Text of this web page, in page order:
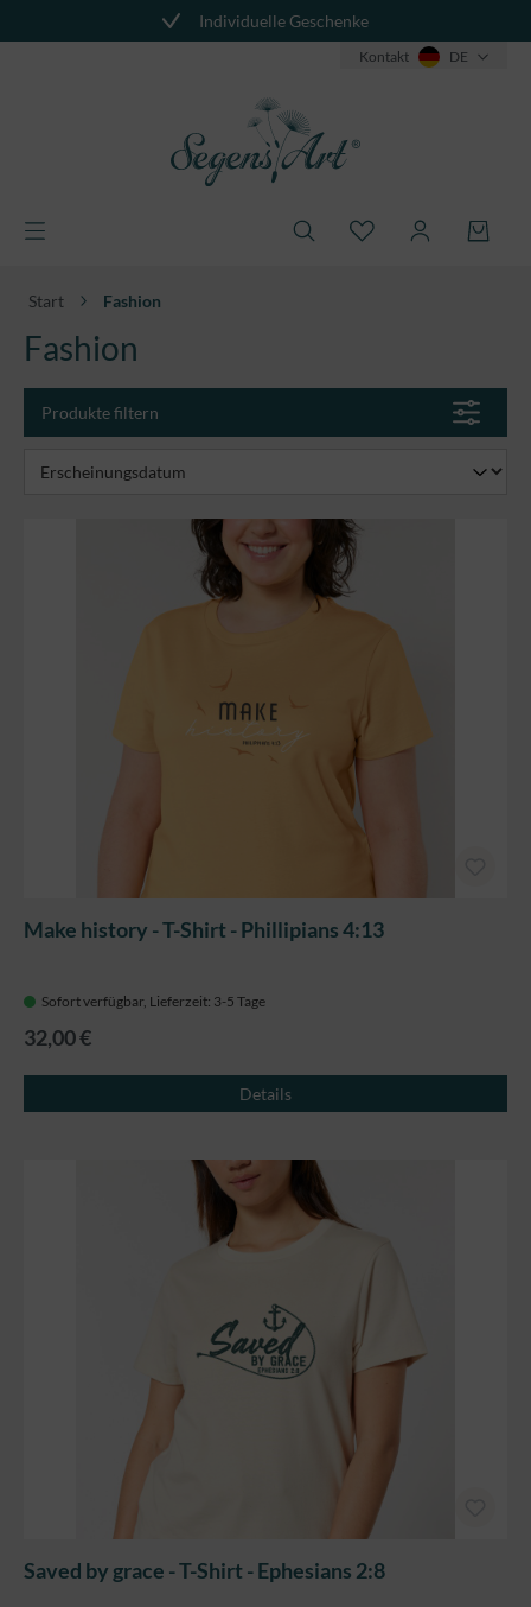
Individuelle Geschenke
Kontakt DE
Produkte filtern
Start Fashion
Fashion
Make history - T-Shirt - Phillipians 4:13
Sofort verfügbar, Lieferzeit: 3-5 Tage
32,00 €
Details
Saved by grace - T-Shirt - Ephesians 2:8